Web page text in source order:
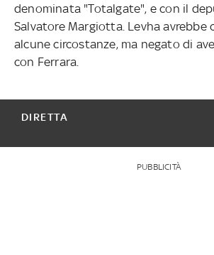
denominata "Totalgate", e con il
Salvatore Margiotta. Levha avrebbe
alcune circostanze, ma negato di
con Ferrara.
DIRETTA
PUBBLICITÀ